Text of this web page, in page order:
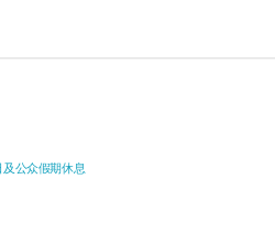
先打开胶囊，把粉末加入45
用。成人每日1-2粒，餐后配
产品总额满HK$350，即
。 账单总额未满HK$350需
工作天内安排发货。
日而有所影响。 当八号烈
公众假期休息